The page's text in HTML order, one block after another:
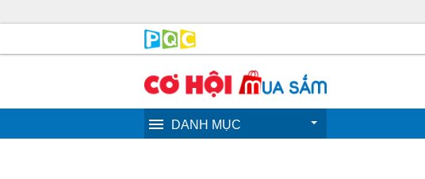
DANH MỤC